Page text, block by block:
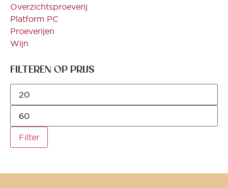
Overzichtsproeverij
Platform PC
Proeverijen
Wijn
FILTEREN OP PRIJS
Filter